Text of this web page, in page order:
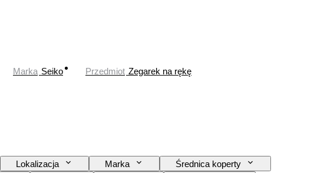
Marka Seiko Przedmiot Zegarek na rękę
Lokalizacja Marka
Średnica koperty